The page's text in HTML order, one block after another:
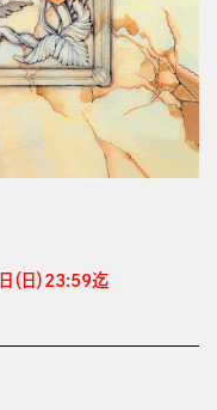
日）23:59迄